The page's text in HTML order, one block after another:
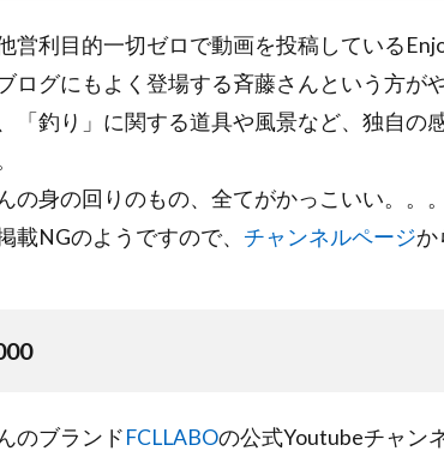
営利目的一切ゼロで動画を投稿している
ログにもよく登場する斉藤さんという方が
「釣り」に関する道具や風景など、独自の
の身の回りのもの、全てがかっこいい。。
載NGのようですので、 チャンネルページか
のブランドFCLLABOの公式Youtubeチャン